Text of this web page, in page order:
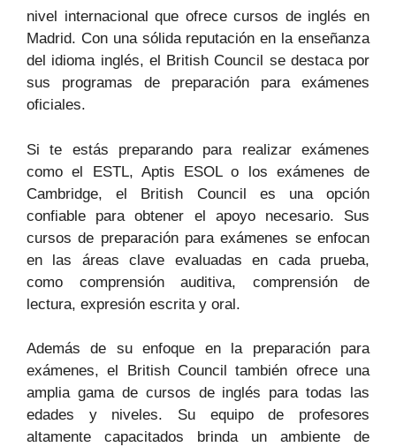
nivel internacional que ofrece cursos de inglés en
Madrid. Con una sólida reputación en la enseñanza
del idioma inglés, el British Council se destaca por
sus programas de preparación para exámenes
oficiales.
Si te estás preparando para realizar exámenes
como el ESTL, Aptis ESOL o los exámenes de
Cambridge, el British Council es una opción
confiable para obtener el apoyo necesario. Sus
cursos de preparación para exámenes se enfocan
en las áreas clave evaluadas en cada prueba,
como comprensión auditiva, comprensión de
lectura, expresión escrita y oral.
Además de su enfoque en la preparación para
exámenes, el British Council también ofrece una
amplia gama de cursos de inglés para todas las
edades y niveles. Su equipo de profesores
altamente capacitados brinda un ambiente de